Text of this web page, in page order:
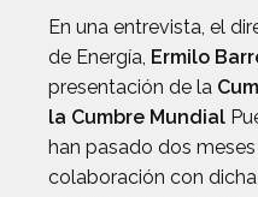
En una entrevista, el
de Energía, Ermilo
presentación de la
la Cumbre Mundial
han pasado dos
colaboración con